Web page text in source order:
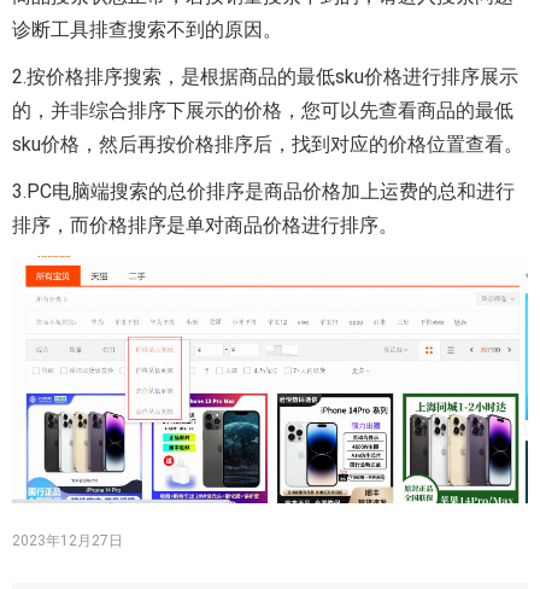
诊断工具排查搜索不到的原因。
2.按价格排序搜索，是根据商品的最低sku价格进行排序展示
的，并非综合排序下展示的价格，您可以先查看商品的最低
sku价格，然后再按价格排序后，找到对应的价格位置查看。
3.PC电脑端搜索的总价排序是商品价格加上运费的总和进行
排序，而价格排序是单对商品价格进行排序。
2023年12月27日